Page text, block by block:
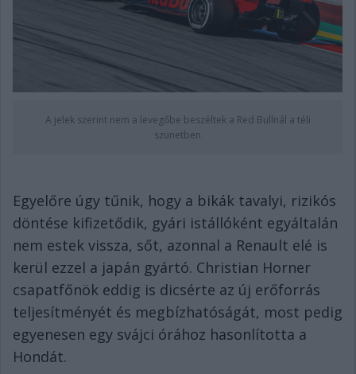
A jelek szerint nem a levegőbe beszéltek a Red Bullnál a téli
szünetben
Egyelőre úgy tűnik, hogy a bikák tavalyi, rizikós
döntése kifizetődik, gyári istállóként egyáltalán
nem estek vissza, sőt, azonnal a Renault elé is
kerül ezzel a japán gyártó. Christian Horner
csapatfőnök eddig is dicsérte az új erőforrás
teljesítményét és megbízhatóságát, most pedig
egyenesen egy svájci órához hasonlította a
Hondát.